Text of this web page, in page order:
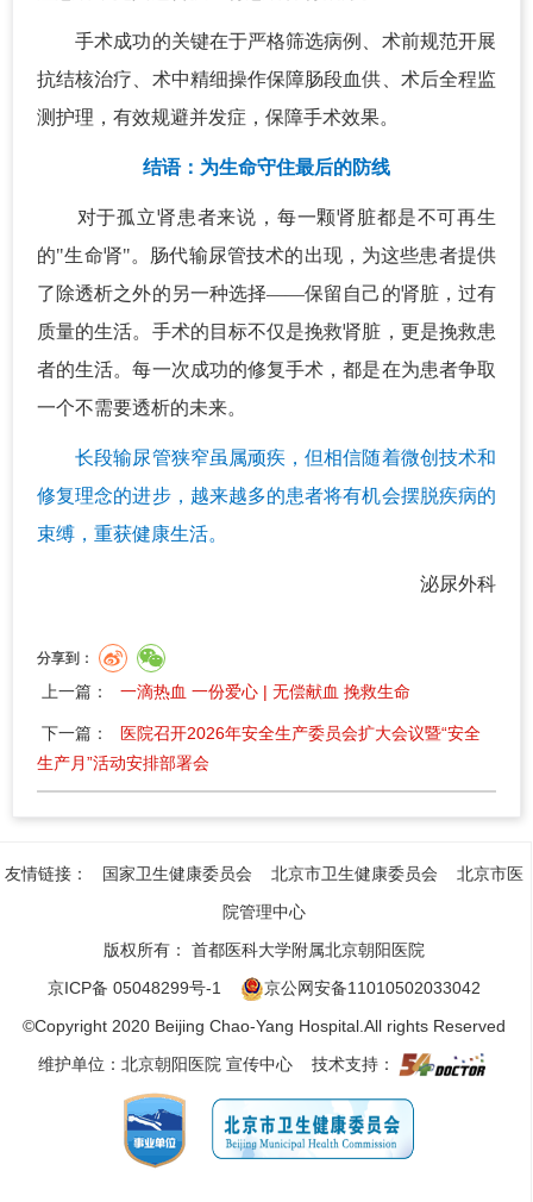
手术成功的关键在于严格筛选病例、术前规范开展
抗结核治疗、术中精细操作保障肠段血供、术后全程监
测护理，有效规避并发症，保障手术效果。
结语：为生命守住最后的防线
对于孤立肾患者来说，每一颗肾脏都是不可再生
的"生命肾"。肠代输尿管技术的出现，为这些患者提供
了除透析之外的另一种选择——保留自己的肾脏，过有
质量的生活。手术的目标不仅是挽救肾脏，更是挽救患
者的生活。每一次成功的修复手术，都是在为患者争取
一个不需要透析的未来。
长段输尿管狭窄虽属顽疾，但相信随着微创技术和
修复理念的进步，越来越多的患者将有机会摆脱疾病的
束缚，重获健康生活。
泌尿外科
分享到：
上一篇： 一滴热血 一份爱心 | 无偿献血 挽救生命
下一篇：
医院召开2026年安全生产委员会扩大会议暨“安全
生产月”活动安排部署会
友情链接： 国家卫生健康委员会 北京市卫生健康委员会
北京市医
院管理中心
版权所有： 首都医科大学附属北京朝阳医院
京ICP备 05048299号-1
京公网安备11010502033042
©Copyright 2020 Beijing Chao-Yang Hospital.All rights Reserved
维护单位：北京朝阳医院 宣传中心 技术支持：